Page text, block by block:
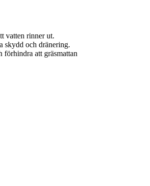
vatten rinner ut.
skydd och dränering.
förhindra att gräsmattan